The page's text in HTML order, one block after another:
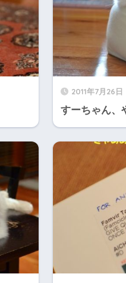
2011年7月26日
すーちゃん、